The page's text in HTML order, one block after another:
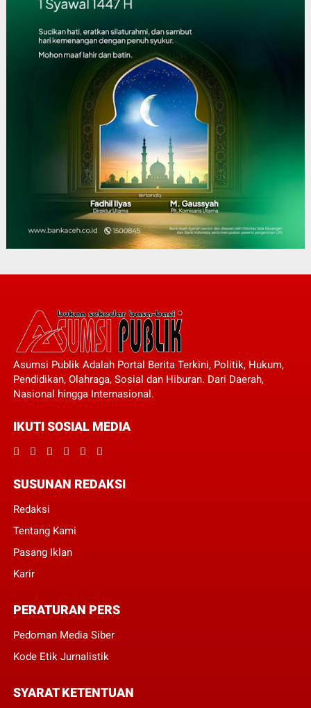
Asumsi Publik Adalah Portal Berita Terkini, Politik, Hukum,
Pendidikan, Olahraga, Sosial dan Hiburan. Dari Daerah,
Nasional hingga Internasional.
IKUTI SOSIAL MEDIA
SUSUNAN REDAKSI
Redaksi
Tentang Kami
Pasang Iklan
Karir
PERATURAN PERS
Pedoman Media Siber
Kode Etik Jurnalistik
SYARAT KETENTUAN